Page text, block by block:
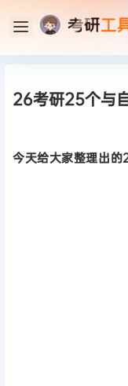
26考研25个与
今天给大家整理出